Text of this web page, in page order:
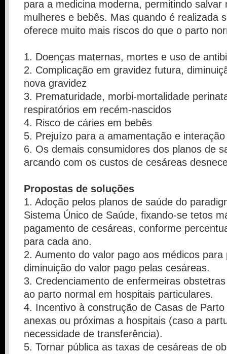
para a medicina moderna, permitindo salvar
mulheres e bebês. Mas quando é realizada
oferece muito mais riscos do que o parto
1. Doenças maternas, mortes e uso de
2. Complicação em gravidez futura,
nova gravidez
3. Prematuridade, morbi-mortalidade
respiratórios em recém-nascidos
4. Risco de cáries em bebês
5. Prejuízo para a amamentação e
6. Os demais consumidores dos planos de
arcando com os custos de cesáreas
Propostas de soluções
1. Adoção pelos planos de saúde do
Sistema Único de Saúde, fixando-se tetos
pagamento de cesáreas, conforme
para cada ano.
2. Aumento do valor pago aos médicos
diminuição do valor pago pelas cesáreas.
3. Credenciamento de enfermeiras
ao parto normal em hospitais particulares.
4. Incentivo à construção de Casas de
anexas ou próximas a hospitais (caso a
necessidade de transferência).
5. Tornar pública as taxas de cesáreas de